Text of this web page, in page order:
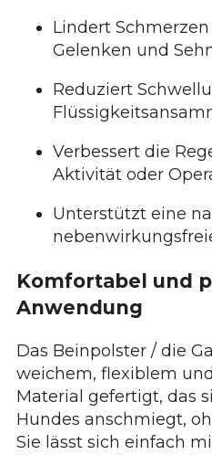
Lindert
Gelenken und
Reduziert
Verbessert die
Aktivität oder
Unterstützt eine
Komfortabel und
Anwendung
Das Beinpolster / die
weichem, flexiblem
Material gefertigt, das
Hundes anschmiegt,
Sie lässt sich einfach